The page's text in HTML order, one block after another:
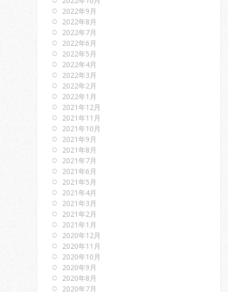
2022年9月
2022年8月
2022年7月
2022年6月
2022年5月
2022年4月
2022年3月
2022年2月
2022年1月
2021年12月
2021年11月
2021年10月
2021年9月
2021年8月
2021年7月
2021年6月
2021年5月
2021年4月
2021年3月
2021年2月
2021年1月
2020年12月
2020年11月
2020年10月
2020年9月
2020年8月
2020年7月